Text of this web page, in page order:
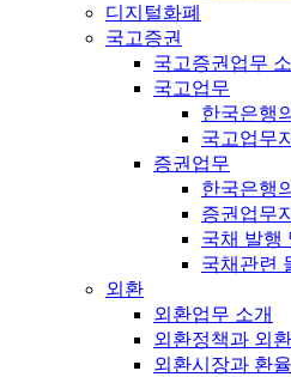
디지털화폐
국고증권
국고증권업무
국고업무
한국은행
국고업무
증권업무
한국은행
증권업무
국채 발행
국채관련
외환
외환업무 소개
외환정책과 외
외환시장과 환율